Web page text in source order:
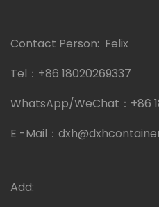
Contact Person: Felix
Tel： +86 18020269337
WhatsApp/WeChat： +86
E -Mail：
Add: